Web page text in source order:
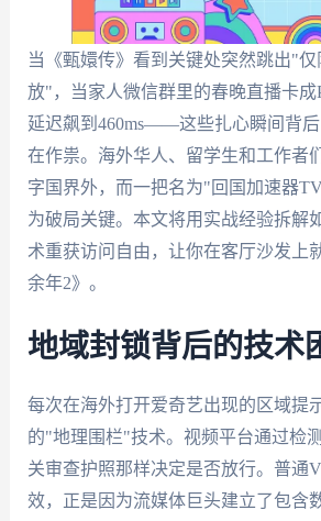
当《甄嬛传》看到关键处突然跳出"
放"，当家人微信群里的春晚直播卡成
延迟飙到460ms——这些扎心瞬间背
在作祟。海外华人、留学生和工作者
字国界外，而一把名为"回国加速器
为破局关键。本文将用实战经验拆解
术重获访问自由，让你在客厅沙发上
余年2》。
地域封锁背后的技术
每次在海外打开爱奇艺出现的区域提
的"地理围栏"技术。视频平台通过检
关审查护照那样决定是否放行。普通
效，正是因为流媒体巨头建立了包含